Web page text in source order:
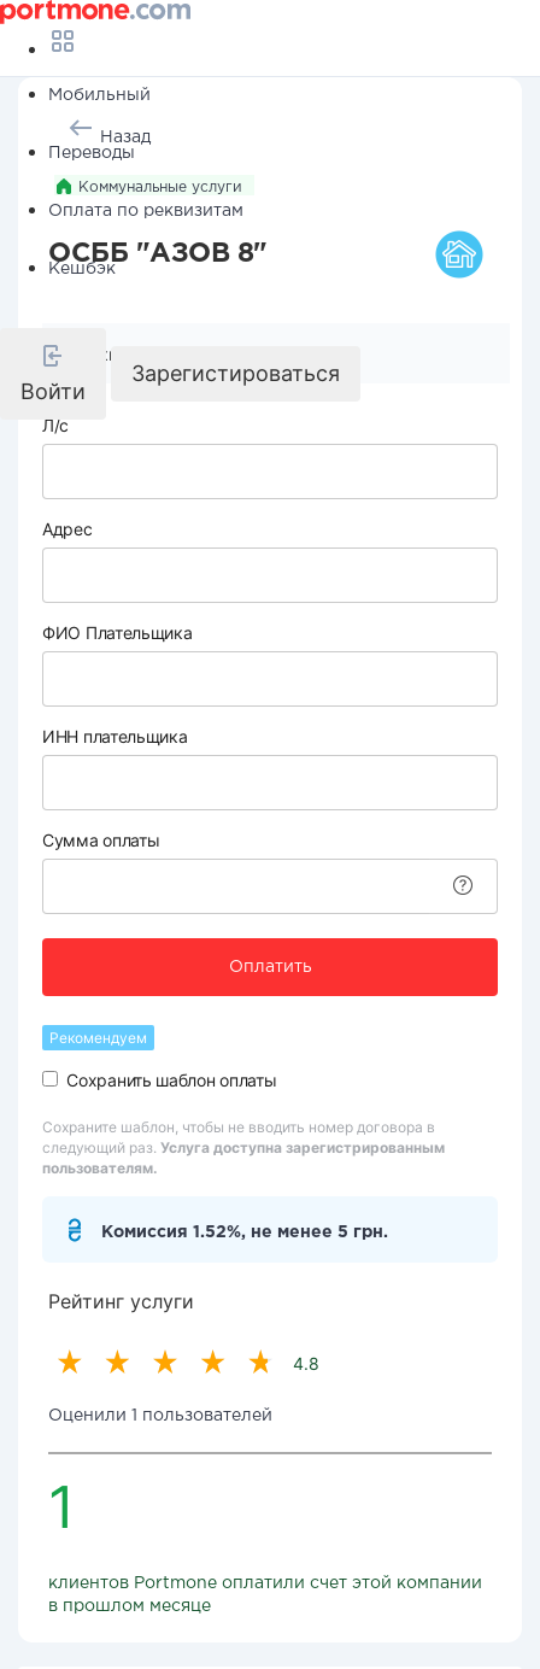
Мобильный
Переводы
Оплата по реквизитам
Кешбэк
Войти
Зарегистироваться
Назад
Коммунальные услуги
ОСББ "АЗОВ 8"
Реквизиты компании
Л/с
Адрес
ФИО Плательщика
ИНН плательщика
Сумма оплаты
Оплатить
Рекомендуем
Сохранить шаблон оплаты
Сохраните шаблон, чтобы не вводить номер договора в
следующий раз. Услуга доступна зарегистрированным
пользователям.
Комиссия 1.52%, не менее 5 грн.
Рейтинг услуги
4.8
Оценили 1 пользователей
1
клиентов Portmone оплатили счет этой компании
в прошлом месяце